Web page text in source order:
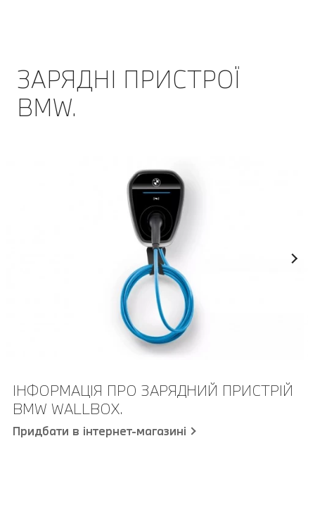
ЗАРЯДНІ ПРИСТРОЇ
BMW.
ІНФОРМАЦІЯ ПРО ЗАРЯДНИЙ ПРИСТРІЙ
BMW WALLBOX.
Придбати в інтернет-магазині